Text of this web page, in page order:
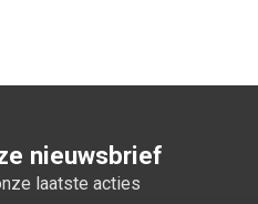
nieuwsbrief
laatste acties